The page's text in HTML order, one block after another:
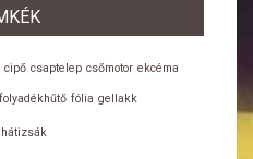
cipő csaptelep csőmotor ekcéma
folyadékhűtő fólia gellakk
hátizsák